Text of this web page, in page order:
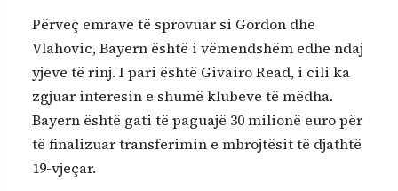
Përveç emrave të sprovuar si Gordon dhe
Vlahovic, Bayern është i vëmendshëm edhe ndaj
yjeve të rinj. I pari është Givairo Read, i cili ka
zgjuar interesin e shumë klubeve të mëdha.
Bayern është gati të paguajë 30 milionë euro për
të finalizuar transferimin e mbrojtësit të djathtë
19-vjeçar.